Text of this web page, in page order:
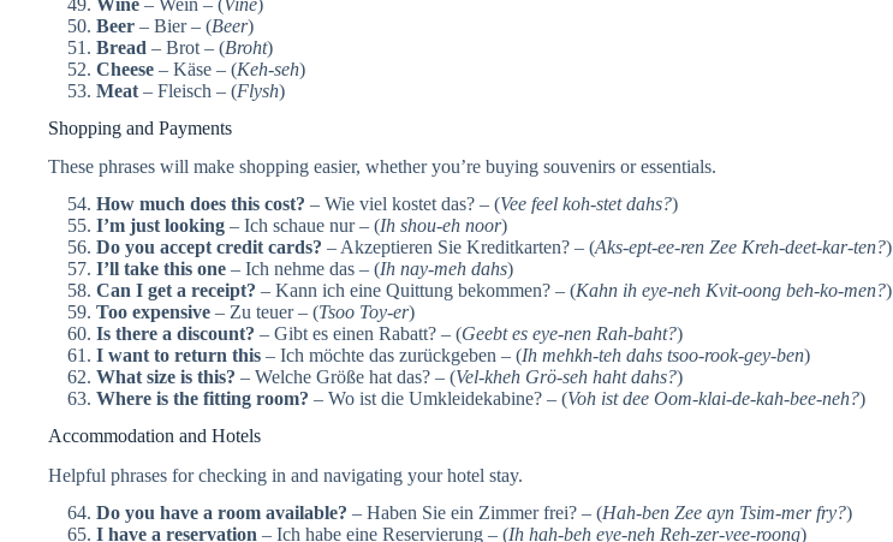
Beer – Bier – (Beer)
Bread – Brot – (Broht)
Cheese – Käse – (Keh-seh)
Meat – Fleisch – (Flysh)
Shopping and Payments
These phrases will make shopping easier, whether you’re buying souvenirs or essentials.
How much does this cost? – Wie viel kostet das? – (Vee feel koh-stet dahs?)
I’m just looking – Ich schaue nur – (Ih shou-eh noor)
Do you accept credit cards? – Akzeptieren Sie Kreditkarten? – (Aks-ept-ee-ren Zee Kreh-deet-kar-ten?)
I’ll take this one – Ich nehme das – (Ih nay-meh dahs)
Can I get a receipt? – Kann ich eine Quittung bekommen? – (Kahn ih eye-neh Kvit-oong beh-ko-men?)
Too expensive – Zu teuer – (Tsoo Toy-er)
Is there a discount? – Gibt es einen Rabatt? – (Geebt es eye-nen Rah-baht?)
I want to return this – Ich möchte das zurückgeben – (Ih mehkh-teh dahs tsoo-rook-gey-ben)
What size is this? – Welche Größe hat das? – (Vel-kheh Grö-seh haht dahs?)
Where is the fitting room? – Wo ist die Umkleidekabine? – (Voh ist dee Oom-klai-de-kah-bee-neh?)
Accommodation and Hotels
Helpful phrases for checking in and navigating your hotel stay.
Do you have a room available? – Haben Sie ein Zimmer frei? – (Hah-ben Zee ayn Tsim-mer fry?)
I have a reservation – Ich habe eine Reservierung – (Ih hah-beh eye-neh Reh-zer-vee-roong)